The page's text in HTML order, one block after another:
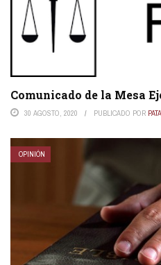
Comunicado de la Mesa
30 AGOSTO, 2020 PUBLICADO POR
OPINIÓN